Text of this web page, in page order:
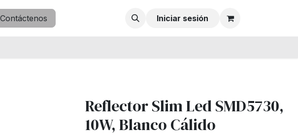
Contáctenos Iniciar sesión
Reflector Slim Led SMD5730,
10W, Blanco Cálido